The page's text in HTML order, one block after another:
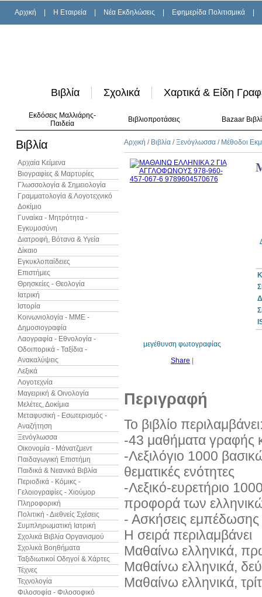
Αρχική H Εταιρεία Νέα Εκδηλώσεις Εφημερίδα Πολιτισμικά
Βιβλία Σχολικά Χαρτικά & Είδη
Εκδόσεις Μαλλιάρης-
Παιδεία
Βιβλιοπροτάσεις Bazaar
Βιβλία
Αρχαία Κείμενα
Βιογραφίες & Μαρτυρίες
Γλωσσολογία & Σημειολογία
Γραμματολογία & Λογοτεχνικό
Δοκίμιο
Γυναίκα - Μητρότητα -
Εγκυμοσύνη
Διατροφή, Βότανα & Υγεία
Δίκαιο
Εγκυκλοπαίδειες
Επιστήμες
Θρησκείες - Θεολογία
Ιατρική
Ιστορία
Κοινωνιολογία - ΜΜΕ -
Δημοσιογραφία
Λαογραφία - Εθνολογία -
Οδοιπορικά - Ταξίδια -
Ανακαλύψεις
Λεξικά
Λογοτεχνία
Μαγειρική & Οινολογία
Μελέτες, Δοκίμια
Μεταφυσική - Εσωτερισμός -
Αναζήτηση
Ξενόγλωσσα
Οικονομία - Μάνατζμεντ
Παιδαγωγική Επιστήμη
Παιδικά & Νεανικά Βιβλία
Περιοδικά - Κόμικς -
Γελοιογραφίες - Χιούμορ
Πληροφορική
Πολιτική - Διεθνείς Σχέσεις
Συμπληρωματική Ιατρική
Σχολικά Βιβλία Οργανισμού
Σχολικά Βοηθήματα
Ταξιδιωτικοί Οδηγοί & Χάρτες
Τέχνες
Τεχνολογία
Φιλοσοφία - Φιλοσοφικό
Αρχική / Βιβλία /Ξενόγλωσσα / Μέθοδοι
μεγέθυνση φωτογραφίας
Share
Περιγραφή
Το βιβλίο
-43 μαθήματα γραφής
-Λεξιλόγιο 1000
θεματικές ενότητες
-Λεξικό-ευρετήριο
προφορά των
- Ασκήσεις εμπέδωσης
Η σειρά περιλαμβάνει
Μαθαίνω ελληνικά,
Μαθαίνω ελληνικά,
Μαθαίνω ελληνικά,